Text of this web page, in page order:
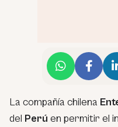
La compañía chilena
del Perú en permitir el